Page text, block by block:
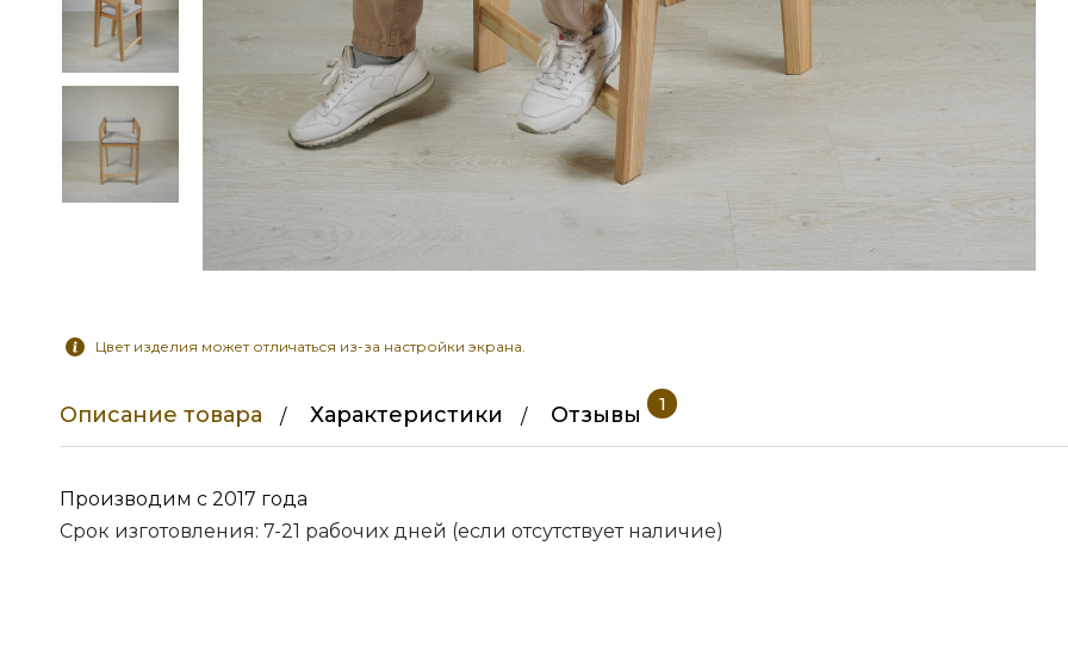
Цвет изделия может отличаться из-за настройки экрана.
Описание товара Характеристики Отзывы 1
Производим с 2017 года
Срок изготовления: 7-21 рабочих дней (если отсутствует наличие)